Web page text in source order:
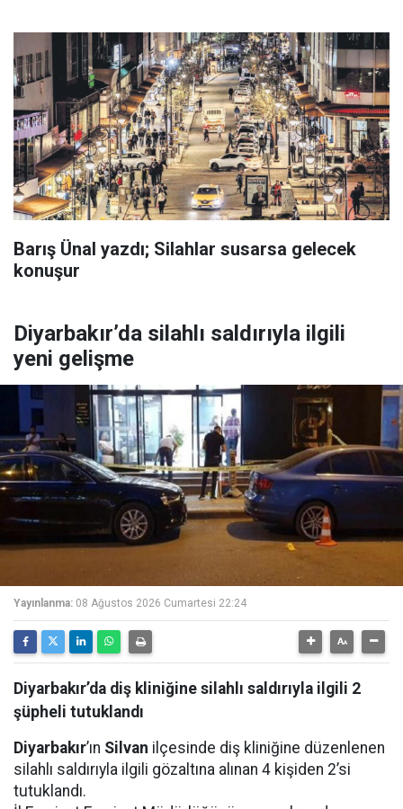
Barış Ünal yazdı; Silahlar susarsa gelecek
konuşur
Diyarbakır’da silahlı saldırıyla ilgili
yeni gelişme
Yayınlanma: 08 Ağustos 2026 Cumartesi 22:24
Diyarbakır’da diş kliniğine silahlı saldırıyla ilgili 2
şüpheli tutuklandı
Diyarbakır’ın Silvan ilçesinde diş kliniğine düzenlenen
silahlı saldırıyla ilgili gözaltına alınan 4 kişiden 2’si
tutuklandı.